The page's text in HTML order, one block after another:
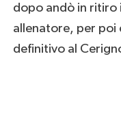
dopo andò in ritiro
allenatore, per poi
definitivo al